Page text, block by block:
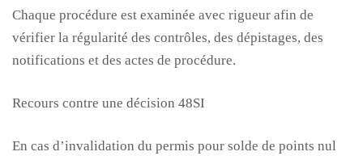
Chaque procédure est examinée avec rigueur afin de
vérifier la régularité des contrôles, des dépistages, des
notifications et des actes de procédure.
Recours contre une décision 48SI
En cas d’invalidation du permis pour solde de points nul